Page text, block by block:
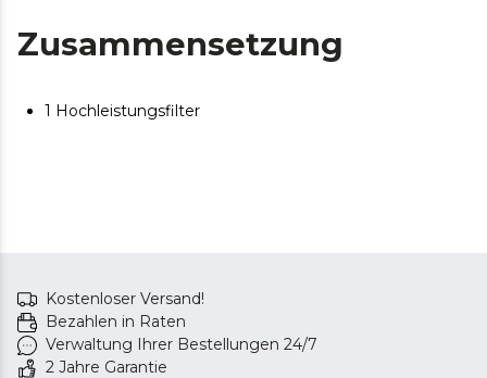
Zusammensetzung
1 Hochleistungsfilter
Kostenloser Versand!
Bezahlen in Raten
Verwaltung Ihrer Bestellungen 24/7
2 Jahre Garantie